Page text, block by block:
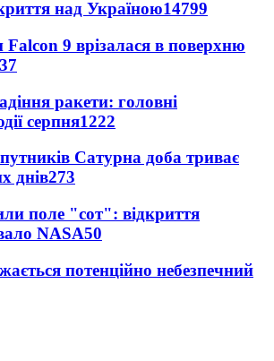
над Україною14799
Falcon 9 врізалася в поверхню
ракети: головні
серпня1222
Сатурна доба триває
днів273
поле "сот": відкриття
NASA50
потенційно небезпечний